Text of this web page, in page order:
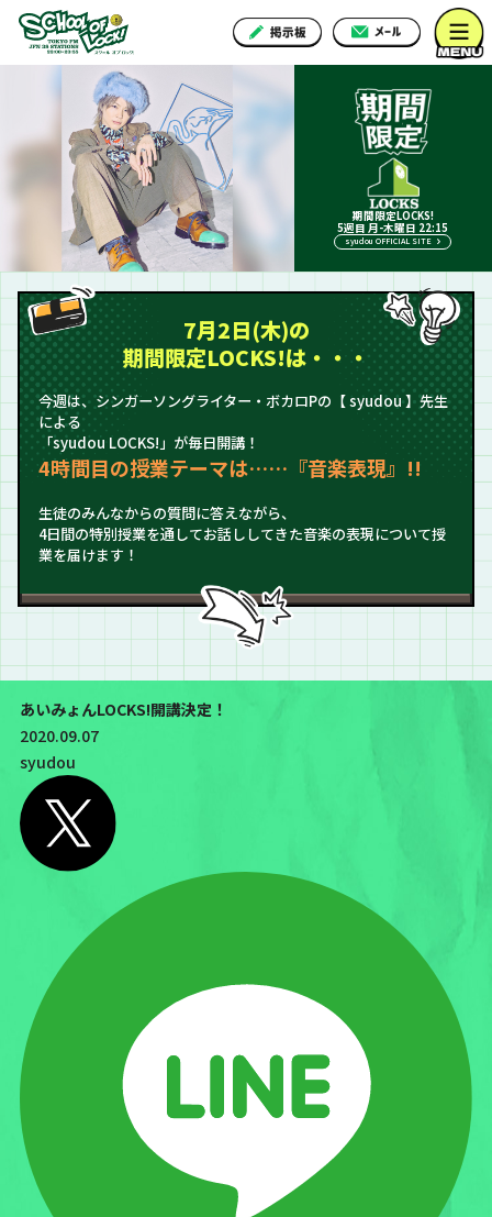
期間限定LOCKS!
5週目 月-木曜日 22:15
syudou OFFICIAL SITE
7月2日(木)の
期間限定LOCKS!は・・・
今週は、シンガーソングライター・ボカロPの【 syudou 】先生
による
「syudou LOCKS!」が毎日開講！
4時間目の授業テーマは……『音楽表現』!!
生徒のみんなからの質問に答えながら、
4日間の特別授業を通してお話ししてきた音楽の表現について授
業を届けます！
あいみょんLOCKS!開講決定！
2020.09.07
syudou